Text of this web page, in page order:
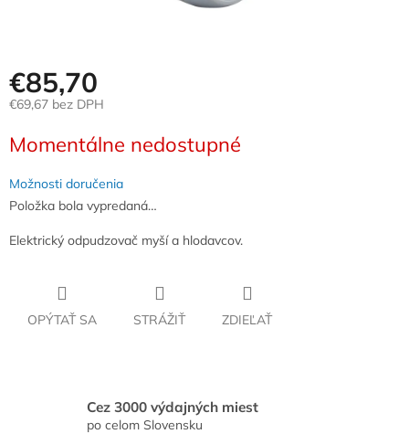
€85,70
€69,67 bez DPH
cena:
Momentálne nedostupné
Možnosti doručenia
Položka bola vypredaná…
Elektrický odpudzovač myší a hlodavcov.
OPÝTAŤ SA STRÁŽIŤ ZDIEĽAŤ
Cez 3000 výdajných miest
po celom Slovensku